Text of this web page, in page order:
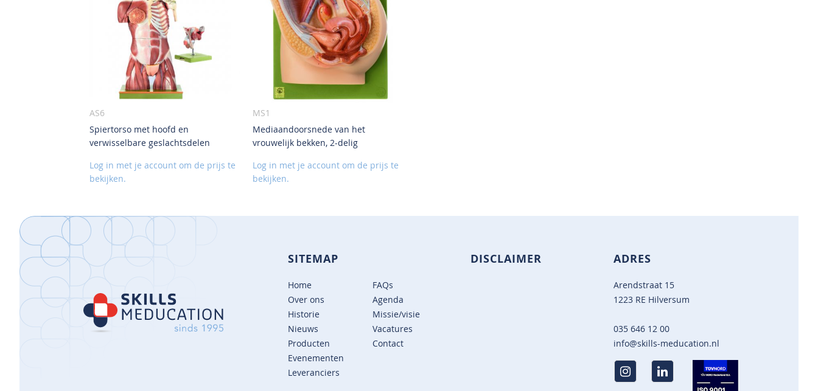
VOEG
TOE
VERLANGLIJST
AS6
Spiertorso met hoofd en
verwisselbare geslachtsdelen
Log in met je account om de prijs te
bekijken.
VOEG
TOE
VERLANGLIJST
MS1
Mediaandoorsnede van het
vrouwelijk bekken, 2-delig
Log in met je account om de prijs te
bekijken.
SITEMAP
Home
Over ons
Historie
Nieuws
Producten
Evenementen
Leveranciers
FAQs
Agenda
Missie/visie
Vacatures
Contact
DISCLAIMER ADRES
Arendstraat 15
1223 RE Hilversum
035 646 12 00
info@skills-meducation.nl